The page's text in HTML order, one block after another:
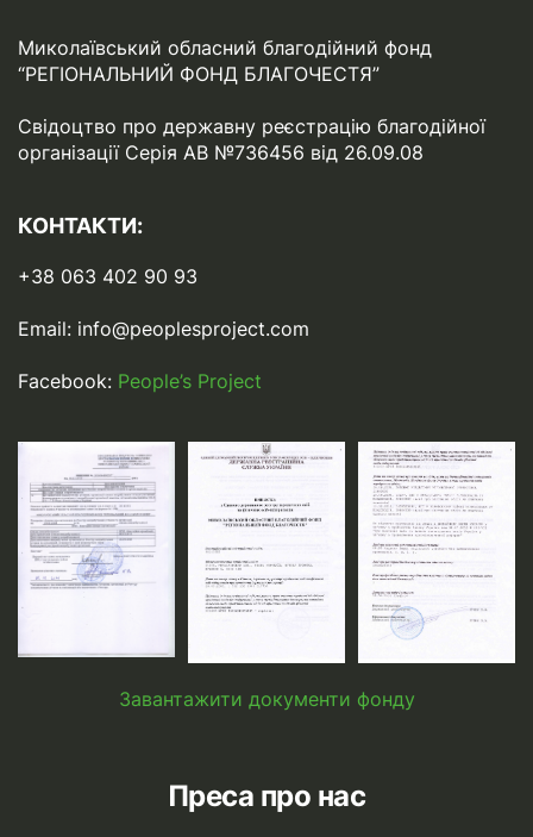
Миколаївський обласний благодійний фонд
“РЕГІОНАЛЬНИЙ ФОНД БЛАГОЧЕСТЯ”
Свідоцтво про державну реєстрацію благодійної
організації Серія АВ №736456 від 26.09.08
КОНТАКТИ:
+38 063 402 90 93
Email: info@peoplesproject.com
Facebook: People’s Project
Завантажити документи фонду
Преса про нас